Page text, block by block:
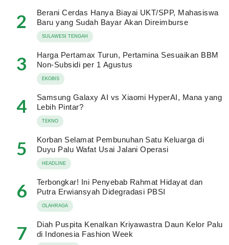
2
Berani Cerdas Hanya Biayai UKT/SPP, Mahasiswa
Baru yang Sudah Bayar Akan Direimburse
SULAWESI TENGAH
3
Harga Pertamax Turun, Pertamina Sesuaikan BBM
Non-Subsidi per 1 Agustus
EKOBIS
4
Samsung Galaxy AI vs Xiaomi HyperAI, Mana yang
Lebih Pintar?
TEKNO
5
Korban Selamat Pembunuhan Satu Keluarga di
Duyu Palu Wafat Usai Jalani Operasi
HEADLINE
6
Terbongkar! Ini Penyebab Rahmat Hidayat dan
Putra Erwiansyah Didegradasi PBSI
OLAHRAGA
7
Diah Puspita Kenalkan Kriyawastra Daun Kelor Palu
di Indonesia Fashion Week